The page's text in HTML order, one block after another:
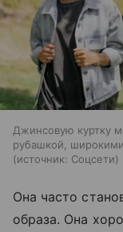
Джинсовую куртку
рубашкой,
источник: Соцсети
Она часто
образа. Она